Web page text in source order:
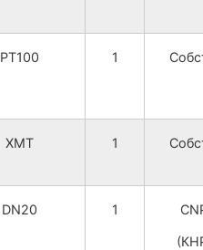
PT100 1
XMT 1
DN20 1